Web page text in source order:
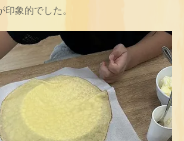
象的でした。